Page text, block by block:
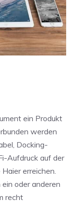
ein Produkt
werden
Docking-
Aufdruck auf der
erreichen.
oder anderen
recht